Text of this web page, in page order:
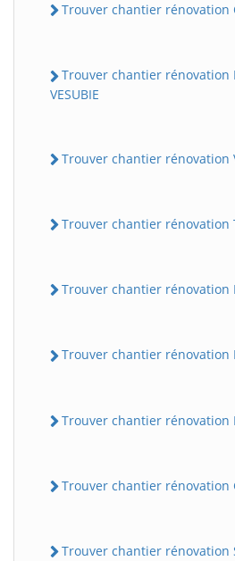
Trouver chantier rénovation
Trouver chantier rénovation
VESUBIE
Trouver chantier rénovation
Trouver chantier rénovation
Trouver chantier rénovation
Trouver chantier rénovation
Trouver chantier rénovation
Trouver chantier rénovation
Trouver chantier rénovation